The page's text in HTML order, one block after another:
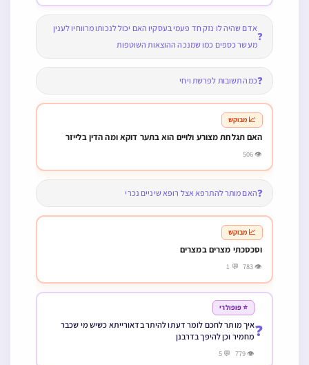
❓
אדם שהיה לו נזק חד פעמי בעסקיו האם יכול לנכותו מרווחיו לענין
מעשר כספים כמו שמנכה ההוצאות השוטפות
❓כמה תשובות לפרשת ויחי
📈 מבוקש
האם תגלחת מצורע ולויים הוא בתער דוקא ומה הדין בלייזר
👁 506
❓האם מותר להתרפא אצל רופא שיניים נכרי
📈 מבוקש
וסכסכתי מצרים במצרים
👁 783 💬 1
❓
⭐ פופולרי
איך מותר לחכם לומר דעתו להיתר בדאורייתא כשיש מי שכבר
מחמיר וכן להיפך בדרבנן
👁 779 💬 5